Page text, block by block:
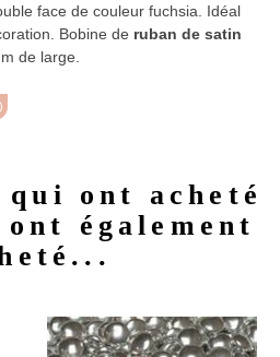
face de couleur fuchsia. Idéal
Bobine de ruban de satin
de large.
ont acheté
également